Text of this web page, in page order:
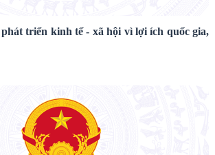
triển kinh tế - xã hội vì lợi ích quốc gia,